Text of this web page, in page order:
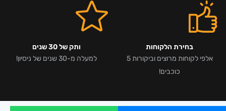
בחירת הלקוחות
אלפי לקוחות מרוצים וביקורות 5
כוכבים!
ותק של 30 שנים
למעלה מ-30 שנים של ניסיון!